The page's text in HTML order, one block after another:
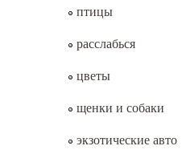
птицы
расслабься
цветы
щенки и собаки
экзотические авто